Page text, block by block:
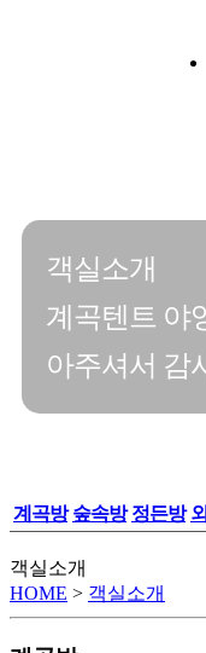
객실소개
계곡텐트 야
아주셔서 감
계곡방 숲속방 정든방
객실소개
HOME > 객실소개